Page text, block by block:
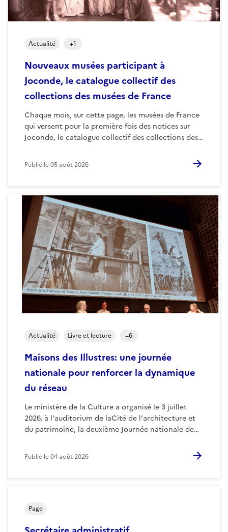
Nouveaux musées participant à
Joconde, le catalogue collectif des
collections des musées de France
Chaque mois, sur cette page, les musées de France
qui versent pour la première fois des notices sur
Joconde, le catalogue collectif des collections des…
Actualité +1
Publié le05 août 2026
Maisons des Illustres: une journée
nationale pour renforcer la dynamique
du réseau
Le ministère de la Culture a organisé le 3 juillet
2026, à l'auditorium de laCité de l'architecture et
du patrimoine, la deuxième Journée nationale de…
Actualité Livre et lecture +6
Publié le04 août 2026
Page